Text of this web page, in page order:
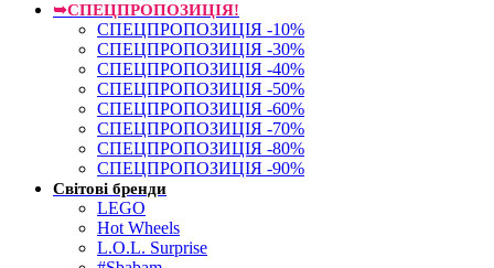
➥СПЕЦПРОПОЗИЦІЯ!
СПЕЦПРОПОЗИЦІЯ -10%
СПЕЦПРОПОЗИЦІЯ -30%
СПЕЦПРОПОЗИЦІЯ -40%
СПЕЦПРОПОЗИЦІЯ -50%
СПЕЦПРОПОЗИЦІЯ -60%
СПЕЦПРОПОЗИЦІЯ -70%
СПЕЦПРОПОЗИЦІЯ -80%
СПЕЦПРОПОЗИЦІЯ -90%
Світові бренди
LEGO
Hot Wheels
L.O.L. Surprise